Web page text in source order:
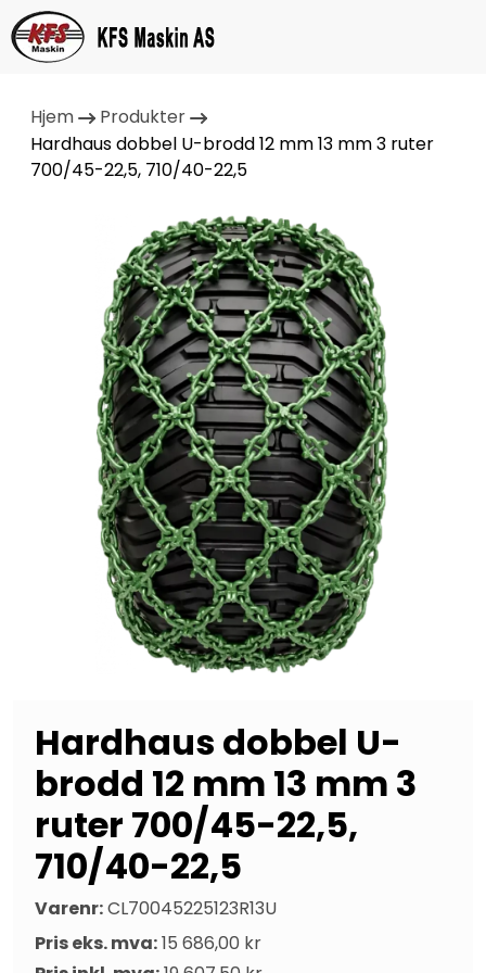
Hjem
Produkter
Hardhaus dobbel U-brodd 12 mm 13 mm 3 ruter
700/45-22,5, 710/40-22,5
Hardhaus dobbel U-
brodd 12 mm 13 mm 3
ruter 700/45-22,5,
710/40-22,5
Varenr:CL70045225123R13U
Pris eks. mva:15 686,00 kr